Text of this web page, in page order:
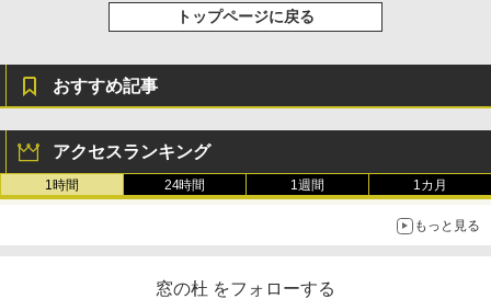
トップページに戻る
おすすめ記事
アクセスランキング
1時間 24時間 1週間 1カ月
もっと見る
窓の杜 をフォローする